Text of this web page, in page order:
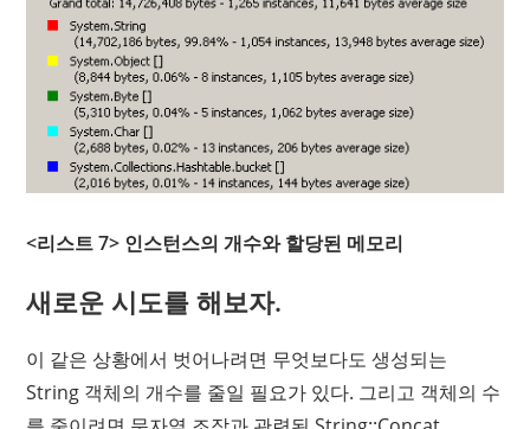
<리스트 7> 인스턴스의 개수와 할당된 메모리
새로운 시도를 해보자.
이 같은 상황에서 벗어나려면 무엇보다도 생성되는
String 객체의 개수를 줄일 필요가 있다. 그리고 객체의 수